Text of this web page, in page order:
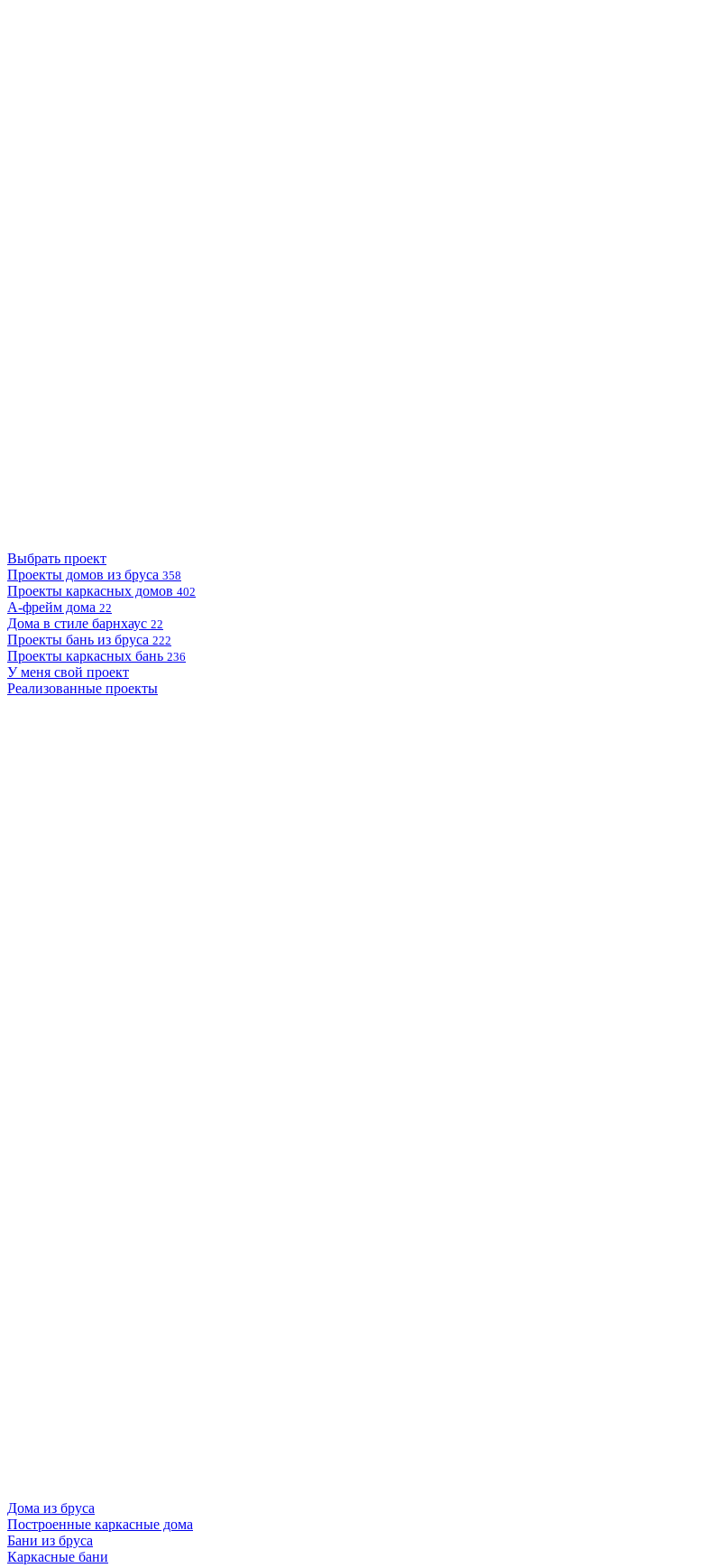
Выбрать проект
Проекты домов из бруса 358
Проекты каркасных домов 402
А-фрейм дома 22
Дома в стиле барнхаус 22
Проекты бань из бруса 222
Проекты каркасных бань 236
У меня свой проект
Реализованные проекты
Дома из бруса
Построенные каркасные дома
Бани из бруса
Каркасные бани